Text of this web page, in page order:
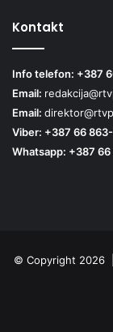
Kontakt
Info telefon: +387
Email:
Email:
Viber: +387 66
Whatsapp: +387
© Copyright 2026